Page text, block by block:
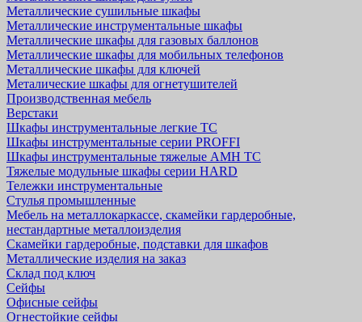
Металлические сушильные шкафы
Металлические инструментальные шкафы
Металлические шкафы для газовых баллонов
Металлические шкафы для мобильных телефонов
Металлические шкафы для ключей
Металические шкафы для огнетушителей
Производственная мебель
Верстаки
Шкафы инструментальные легкие ТС
Шкафы инструментальные серии PROFFI
Шкафы инструментальные тяжелые AMH TC
Тяжелые модульные шкафы серии HARD
Тележки инструментальные
Стулья промышленные
Мебель на металлокаркассе, скамейки гардеробные,
нестандартные металлоизделия
Скамейки гардеробные, подставки для шкафов
Металлические изделия на заказ
Склад под ключ
Сейфы
Офисные сейфы
Огнестойкие сейфы